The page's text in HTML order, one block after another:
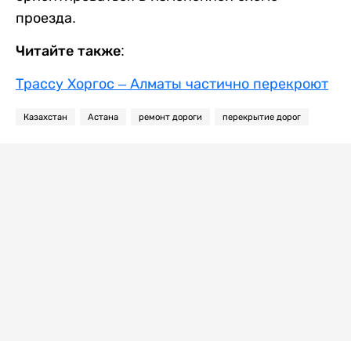
проезда.
Читайте также:
Трассу Хоргос – Алматы частично перекроют
Казахстан Астана ремонт дороги перекрытие дорог